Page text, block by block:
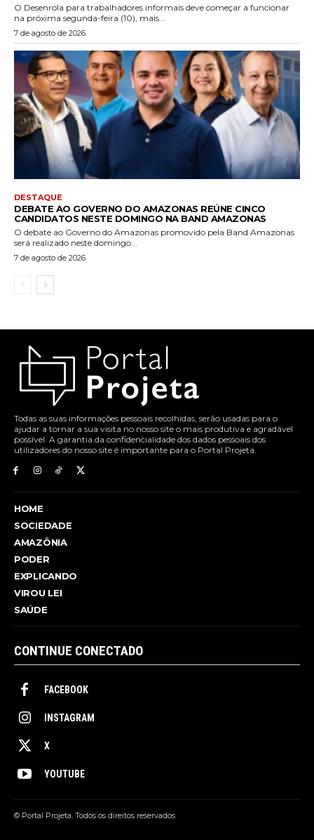
O Desenrola para trabalhadores informais deve começar a funcionar
na próxima segunda-feira (10), mais...
7 de agosto de 2026
DESTAQUE
DEBATE AO GOVERNO DO AMAZONAS REÚNE CINCO
CANDIDATOS NESTE DOMINGO NA BAND AMAZONAS
O debate ao Governo do Amazonas promovido pela Band Amazonas
será realizado neste domingo...
7 de agosto de 2026
Todas as suas informações pessoais recolhidas, serão usadas para o
ajudar a tornar a sua visita no nosso site o mais produtiva e agradável
possível. A garantia da confidencialidade dos dados pessoais dos
utilizadores do nosso site é importante para o Portal Projeta.
HOME
SOCIEDADE
AMAZÔNIA
PODER
EXPLICANDO
VIROU LEI
SAÚDE
CONTINUE CONECTADO
FACEBOOK
INSTAGRAM
X
YOUTUBE
© Portal Projeta. Todos os direitos reservados